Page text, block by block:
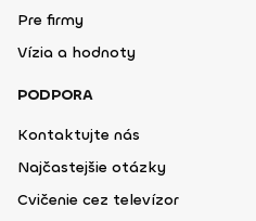
Pre firmy
Vízia a hodnoty
PODPORA
Kontaktujte nás
Najčastejšie otázky
Cvičenie cez televízor